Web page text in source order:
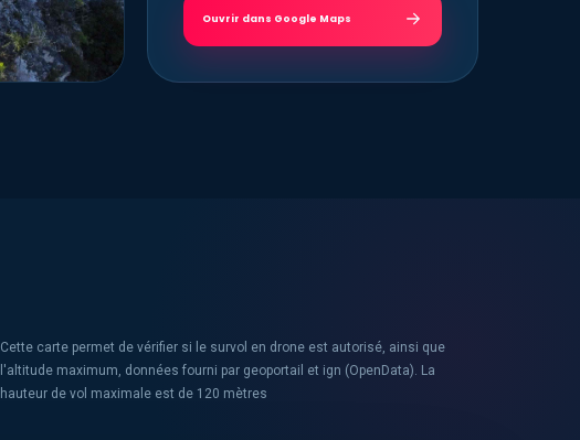
Ouvrir dans Google Maps
Cette carte permet de vérifier si le survol en drone est autorisé, ainsi que
l'altitude maximum, données fourni par geoportail et ign (OpenData). La
hauteur de vol maximale est de 120 mètres